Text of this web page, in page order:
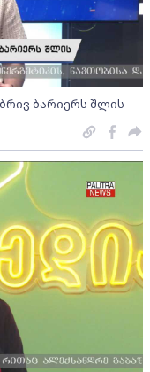
ბარიერს შლის